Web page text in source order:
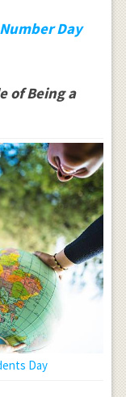
Day
of Being a
Day